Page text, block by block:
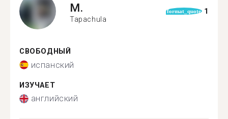
M.
Tapachula
format_quote 1
СВОБОДНЫЙ
испанский
ИЗУЧАЕТ
английский